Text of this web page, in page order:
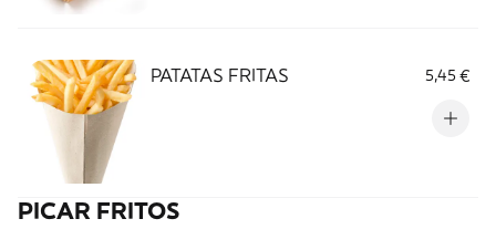
PATATAS FRITAS 5,45 €
PICAR FRITOS